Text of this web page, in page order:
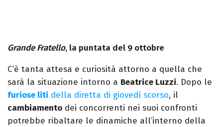
Grande Fratello, la puntata del 9 ottobre
C’è tanta attesa e curiosità attorno a quella che
sarà la situazione intorno a Beatrice Luzzi. Dopo le
furiose liti della diretta di giovedì scorso, il
cambiamento dei concorrenti nei suoi confronti
potrebbe ribaltare le dinamiche all’interno della